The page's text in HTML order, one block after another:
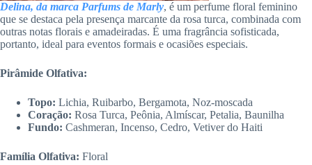
Delina, da marca Parfums de Marly, é um perfume floral feminino
que se destaca pela presença marcante da rosa turca, combinada com
outras notas florais e amadeiradas. É uma fragrância sofisticada,
portanto, ideal para eventos formais e ocasiões especiais.
Pirâmide Olfativa:
Topo: Lichia, Ruibarbo, Bergamota, Noz-moscada
Coração: Rosa Turca, Peônia, Almíscar, Petalia, Baunilha
Fundo: Cashmeran, Incenso, Cedro, Vetiver do Haiti
Família Olfativa: Floral